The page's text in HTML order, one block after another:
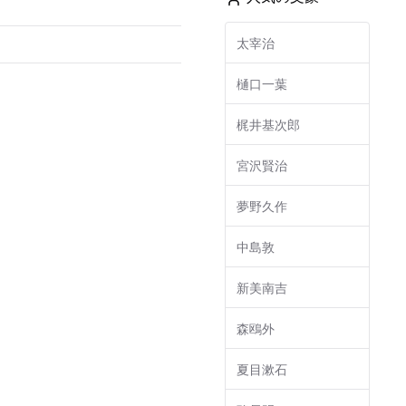
太宰治
樋口一葉
梶井基次郎
宮沢賢治
夢野久作
中島敦
新美南吉
森鴎外
夏目漱石